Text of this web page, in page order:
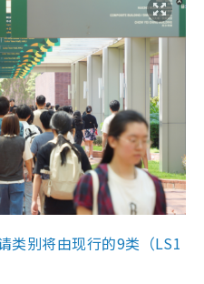
类别将由现行的9类（LS1